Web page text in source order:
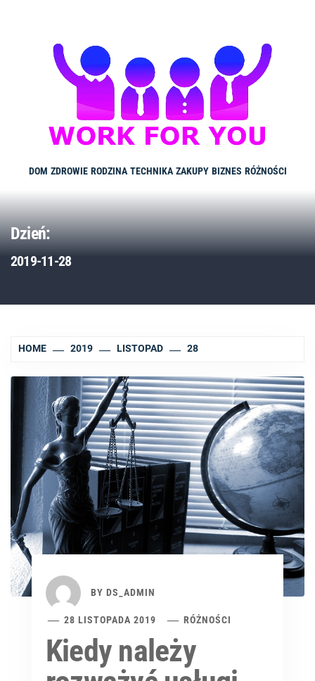
DOM ZDROWIE RODZINA TECHNIKA ZAKUPY BIZNES RÓŻNOŚCI
Dzień:
2019-11-28
HOME 2019 LISTOPAD 28
BY DS_ADMIN
28 LISTOPADA 2019 RÓŻNOŚCI
Kiedy należy